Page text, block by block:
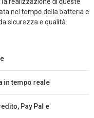
nel tempo della batteria e
sicurezza e qualità.
in tempo reale
Pay Pal e